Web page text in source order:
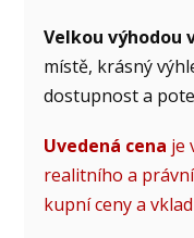
Velkou výhodou
místě, krásný
dostupnost a
Uvedená cena je
realitního a
kupní ceny a